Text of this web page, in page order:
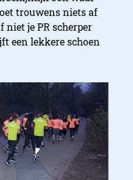
trouwens niets af
niet je PR scherper
een lekkere schoen